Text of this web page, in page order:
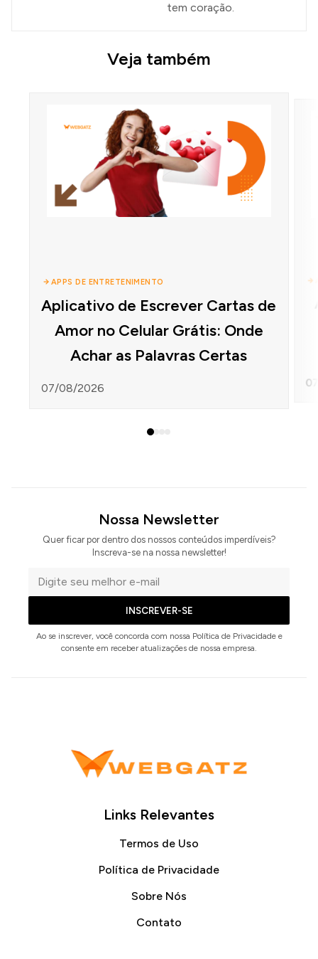
tem coração.
Veja também
APPS DE ENTRETENIMENTO
Aplicativo de Escrever Cartas de
Amor no Celular Grátis: Onde
Achar as Palavras Certas
07/08/2026
Nossa Newsletter
Quer ficar por dentro dos nossos conteúdos imperdíveis?
Inscreva-se na nossa newsletter!
Seu
e-
mail
INSCREVER-SE
Ao se inscrever, você concorda com nossa Política de Privacidade e
consente em receber atualizações de nossa empresa.
Links Relevantes
Termos de Uso
Política de Privacidade
Sobre Nós
Contato